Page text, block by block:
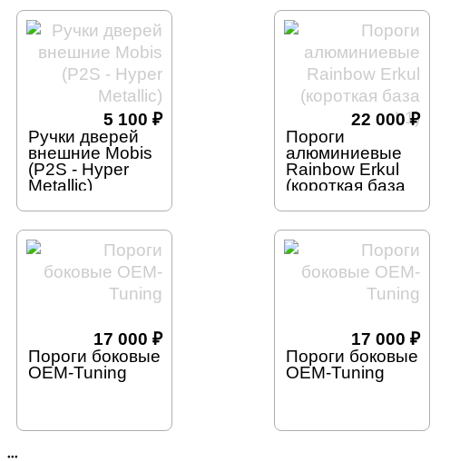
Ручки дверей
внешние Mobis
(P2S - Hyper
Metallic)
5 100 ₽
Пороги
алюминиевые
Rainbow Erkul
(короткая база
22 000₽
Пороги боковые
OEM-Tuning
17 000 ₽
Пороги боковые
OEM-Tuning
17 000 ₽
●●●